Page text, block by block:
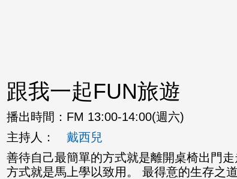
跟我一起FUN旅遊
播出時間： FM 13:00-14:00(週六)
主持人：
戴西兒
善待自己最簡單的方式就是離開桌椅出門
方式就是馬上學以致用。 最得意的生存之